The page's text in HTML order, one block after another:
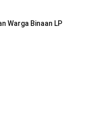
Warga Binaan LP